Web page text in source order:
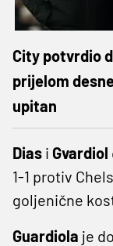
City potvrdio
prijelom
upitan
Dias i Gvardiol
1-1 protiv
goljenične
Guardiola je